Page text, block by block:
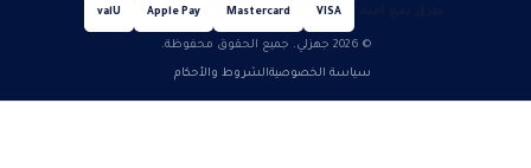
VISA
Mastercard
Apple Pay
valU
© 2026 جهزلي. جميع الحقوق محفوظة.
سياسة الخصوصيةالشروط والأحكام